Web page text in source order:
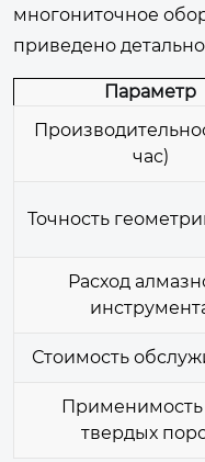
многониточное
приведено
Параметр
час)
Точность
Расход
Стоимость
Применимость
твердых